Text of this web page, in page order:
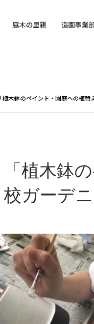
庭木の里親 造園事業
「植木鉢のペイント・園庭への植
「植木鉢
校ガーデ